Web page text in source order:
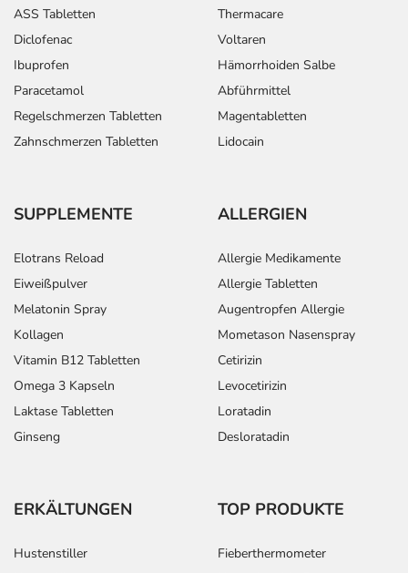
ASS Tabletten
Diclofenac
Ibuprofen
Paracetamol
Regelschmerzen Tabletten
Zahnschmerzen Tabletten
Thermacare
Voltaren
Hämorrhoiden Salbe
Abführmittel
Magentabletten
Lidocain
SUPPLEMENTE
Elotrans Reload
Eiweißpulver
Melatonin Spray
Kollagen
Vitamin B12 Tabletten
Omega 3 Kapseln
Laktase Tabletten
Ginseng
ALLERGIEN
Allergie Medikamente
Allergie Tabletten
Augentropfen Allergie
Mometason Nasenspray
Cetirizin
Levocetirizin
Loratadin
Desloratadin
ERKÄLTUNGEN
Hustenstiller
TOP PRODUKTE
Fieberthermometer